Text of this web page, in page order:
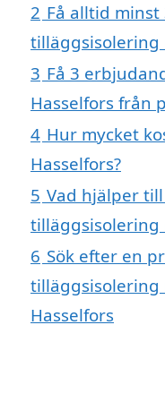
2 Få alltid
tilläggsisolering
3 Få 3
Hasselfors från
4 Hur mycket
Hasselfors?
5 Vad hjälper
tilläggsisolering
6 Sök efter en
tilläggsisolering
Hasselfors